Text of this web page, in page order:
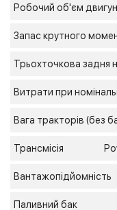
Робочий об'єм
Запас крутного
Трьохточкова задня
Витрати при
Вага тракторів (без
Трансмісія
Вантажопідйомність
Паливний бак